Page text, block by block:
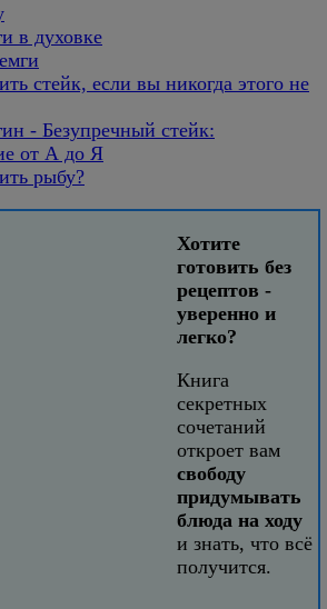
в духовке
стейк, если вы никогда этого не
- Безупречный стейк:
от А до Я
рыбу?
Хотите
готовить без
рецептов -
уверенно и
легко?
Книга
секретных
сочетаний
откроет вам
свободу
придумывать
блюда на ходу
и знать, что всё
получится.